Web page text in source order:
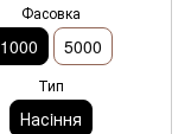
Фасовка
1000 5000
Тип
Насiння